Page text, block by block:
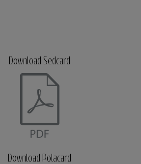
Download Sedcard
Download Polacard